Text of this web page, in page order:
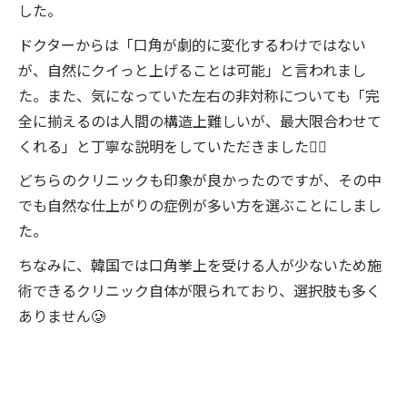
した。
ドクターからは「口角が劇的に変化するわけではない
が、自然にクイっと上げることは可能」と言われまし
た。また、気になっていた左右の非対称についても「完
全に揃えるのは人間の構造上難しいが、最大限合わせて
くれる」と丁寧な説明をしていただきました🙆‍♀️
どちらのクリニックも印象が良かったのですが、その中
でも自然な仕上がりの症例が多い方を選ぶことにしまし
た。
ちなみに、韓国では口角挙上を受ける人が少ないため施
術できるクリニック自体が限られており、選択肢も多く
ありません🥲